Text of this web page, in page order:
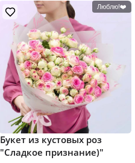
Люблю!❤️
Букет из кустовых роз
"Сладкое признание)"